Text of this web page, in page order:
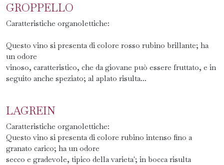
GROPPELLO
Caratteristiche organolettiche:
Questo vino si presenta di colore rosso rubino brillante; ha
un odore
vinoso, caratteristico, che da giovane può essere fruttato, e in
seguito anche speziato; al aplato risulta...
LAGREIN
Caratteristiche organolettiche:
Questo vino si presenta di colore rubino intenso fino a
granato carico; ha un odore
secco e gradevole, tipico della varieta'; in bocca risulta